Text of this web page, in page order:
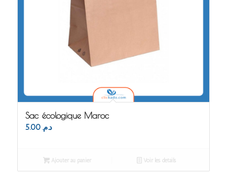
Sac écologique Maroc
د.م. 5.00
Ajouter au panier Voir les détails